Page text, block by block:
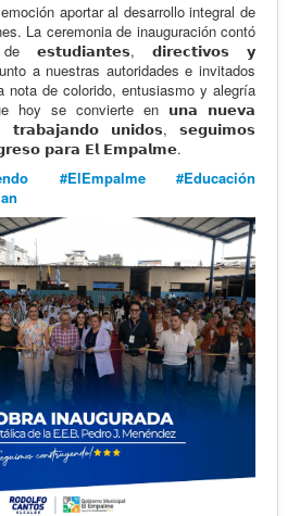
aportar al desarrollo integral de
La ceremonia de inauguración contó
𝗲𝘀𝘁𝘂𝗱𝗶𝗮𝗻𝘁𝗲𝘀, 𝗱𝗶𝗿𝗲𝗰𝘁𝗶𝘃𝗼𝘀 𝘆
a nuestras autoridades e invitados
nota de colorido, entusiasmo y alegría
hoy se convierte en 𝘂𝗻𝗮 𝗻𝘂𝗲𝘃𝗮
𝘂𝗻𝗶𝗱𝗼𝘀, 𝘀𝗲𝗴𝘂𝗶𝗺𝗼𝘀
𝗽𝗮𝗿𝗮 𝗘𝗹 𝗘𝗺𝗽𝗮𝗹𝗺𝗲.
#ElEmpalme
#Educación